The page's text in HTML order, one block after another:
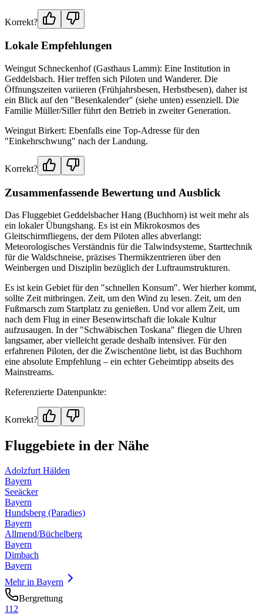
Korrekt?
Lokale Empfehlungen
Weingut Schneckenhof (Gasthaus Lamm): Eine Institution in
Geddelsbach. Hier treffen sich Piloten und Wanderer. Die
Öffnungszeiten variieren (Frühjahrsbesen, Herbstbesen), daher ist
ein Blick auf den "Besenkalender" (siehe unten) essenziell. Die
Familie Müller/Siller führt den Betrieb in zweiter Generation.
Weingut Birkert: Ebenfalls eine Top-Adresse für den
"Einkehrschwung" nach der Landung.
Korrekt?
Zusammenfassende Bewertung und Ausblick
Das Fluggebiet Geddelsbacher Hang (Buchhorn) ist weit mehr als
ein lokaler Übungshang. Es ist ein Mikrokosmos des
Gleitschirmfliegens, der dem Piloten alles abverlangt:
Meteorologisches Verständnis für die Talwindsysteme, Starttechnik
für die Waldschneise, präzises Thermikzentrieren über den
Weinbergen und Disziplin bezüglich der Luftraumstrukturen.
Es ist kein Gebiet für den "schnellen Konsum". Wer hierher kommt,
sollte Zeit mitbringen. Zeit, um den Wind zu lesen. Zeit, um den
Fußmarsch zum Startplatz zu genießen. Und vor allem Zeit, um
nach dem Flug in einer Besenwirtschaft die lokale Kultur
aufzusaugen. In der "Schwäbischen Toskana" fliegen die Uhren
langsamer, aber vielleicht gerade deshalb intensiver. Für den
erfahrenen Piloten, der die Zwischentöne liebt, ist das Buchhorn
eine absolute Empfehlung – ein echter Geheimtipp abseits des
Mainstreams.
Referenzierte Datenpunkte:
Korrekt?
Fluggebiete in der Nähe
Adolzfurt Hälden
Bayern
Seeäcker
Bayern
Hundsberg (Paradies)
Bayern
Allmend/Büchelberg
Bayern
Dimbach
Bayern
Mehr in Bayern
Bergrettung
112